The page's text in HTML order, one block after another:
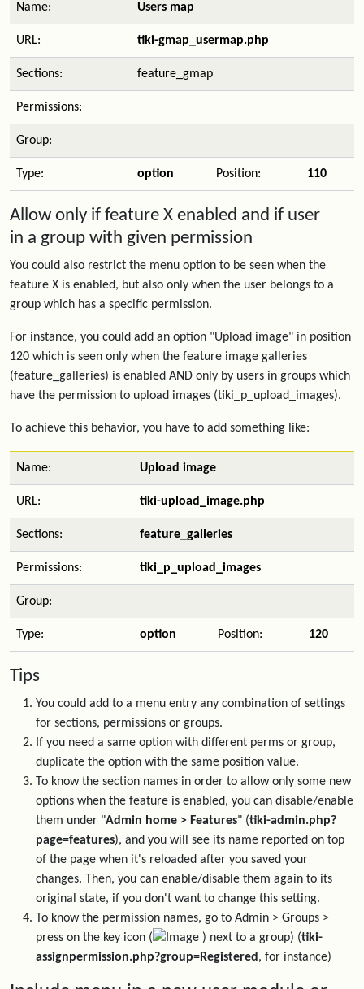
Name: Users map
URL: tiki-gmap_usermap.php
Sections: feature_gmap
Permissions:
Group:
Type: option Position: 110
Allow only if feature X enabled and if user
in a group with given permission
You could also restrict the menu option to be seen when the
feature X is enabled, but also only when the user belongs to a
group which has a specific permission.
For instance, you could add an option "Upload image" in position
120 which is seen only when the feature image galleries
(feature_galleries) is enabled AND only by users in groups which
have the permission to upload images (tiki_p_upload_images).
To achieve this behavior, you have to add something like:
Name: Upload image
URL: tiki-upload_image.php
Sections: feature_galleries
Permissions: tiki_p_upload_images
Group:
Type: option Position: 120
Tips
You could add to a menu entry any combination of settings
for sections, permissions or groups.
If you need a same option with different perms or group,
duplicate the option with the same position value.
To know the section names in order to allow only some new
options when the feature is enabled, you can disable/enable
them under "Admin home > Features" (tiki-admin.php?
page=features), and you will see its name reported on top
of the page when it's reloaded after you saved your
changes. Then, you can enable/disable them again to its
original state, if you don't want to change this setting.
To know the permission names, go to Admin > Groups >
press on the key icon (
) next to a group) (tiki-
assignpermission.php?group=Registered, for instance)